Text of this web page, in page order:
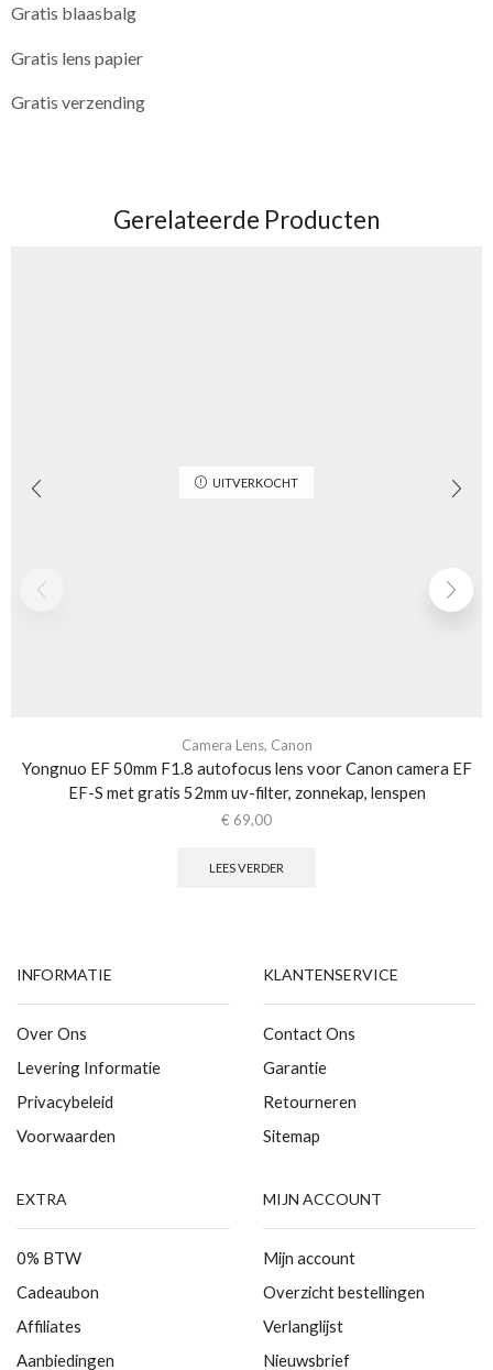
Gratis blaasbalg
Gratis lens papier
Gratis verzending
Gerelateerde Producten
UITVERKOCHT
Camera Lens, Canon
Yongnuo EF 50mm F1.8 autofocus lens voor Canon camera EF
EF-S met gratis 52mm uv-filter, zonnekap, lenspen
€ 69,00
LEES VERDER
INFORMATIE
Over Ons
Levering Informatie
Privacybeleid
Voorwaarden
KLANTENSERVICE
Contact Ons
Garantie
Retourneren
Sitemap
EXTRA
0% BTW
Cadeaubon
Affiliates
Aanbiedingen
MIJN ACCOUNT
Mijn account
Overzicht bestellingen
Verlanglijst
Nieuwsbrief